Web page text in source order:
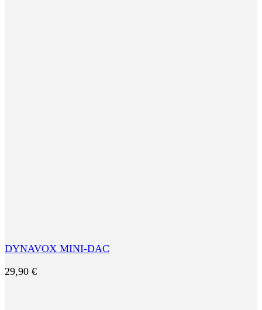
DYNAVOX MINI-DAC
29,90 €